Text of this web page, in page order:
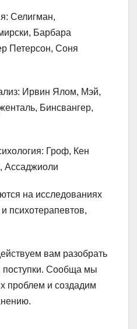
Селигман,
Барбара
Петерсон, Соня
Ирвин Ялом, Мэй,
Бинсвангер,
Гроф, Кен
Ассаджиоли
на исследованиях
психотерапевтов,
вам разобрать
Сообща мы
проблем и создадим